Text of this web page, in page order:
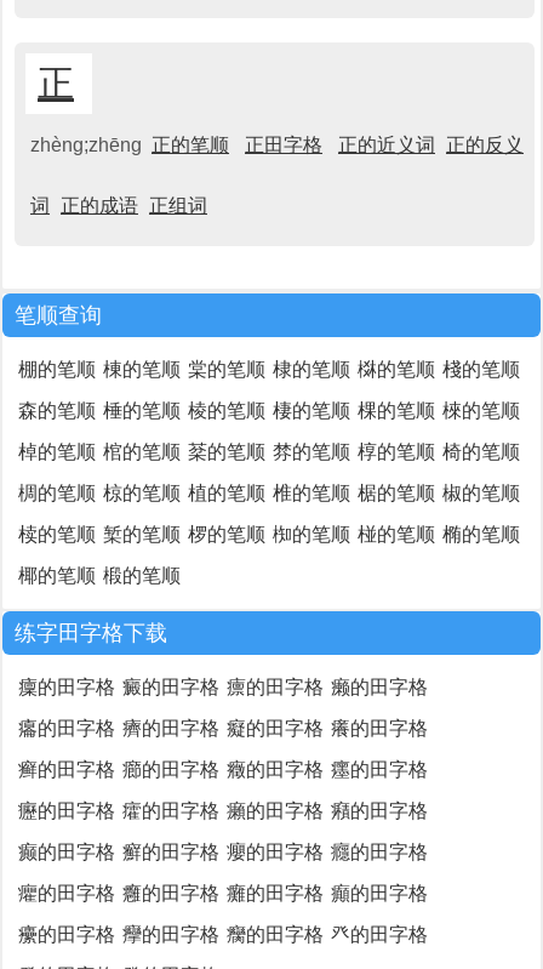
正
zhèng;zhēng 正的笔顺 正田字格 正的近义词 正的反义
词 正的成语 正组词
笔顺查询
棚的笔顺 棟的笔顺 棠的笔顺 棣的笔顺 棥的笔顺 棧的笔顺
森的笔顺 棰的笔顺 棱的笔顺 棲的笔顺 棵的笔顺 棶的笔顺
棹的笔顺 棺的笔顺 棻的笔顺 棼的笔顺 椁的笔顺 椅的笔顺
椆的笔顺 椋的笔顺 植的笔顺 椎的笔顺 椐的笔顺 椒的笔顺
椟的笔顺 椠的笔顺 椤的笔顺 椥的笔顺 椪的笔顺 椭的笔顺
椰的笔顺 椴的笔顺
练字田字格下载
癛的田字格 癜的田字格 癝的田字格 癞的田字格
癟的田字格 癠的田字格 癡的田字格 癢的田字格
癣的田字格 癤的田字格 癥的田字格 癦的田字格
癧的田字格 癨的田字格 癩的田字格 癪的田字格
癫的田字格 癬的田字格 癭的田字格 癮的田字格
癯的田字格 癰的田字格 癱的田字格 癲的田字格
癳的田字格 癴的田字格 癵的田字格 癶的田字格